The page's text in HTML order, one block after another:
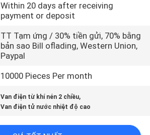
Within 20 days after receiving
payment or deposit
TT Tạm ứng / 30% tiền gửi, 70% bằng
bản sao Bill oflading, Western Union,
Paypal
10000 Pieces Per month
Van điện từ khí nén 2 chiều,
Van điện tử nước nhiệt độ cao